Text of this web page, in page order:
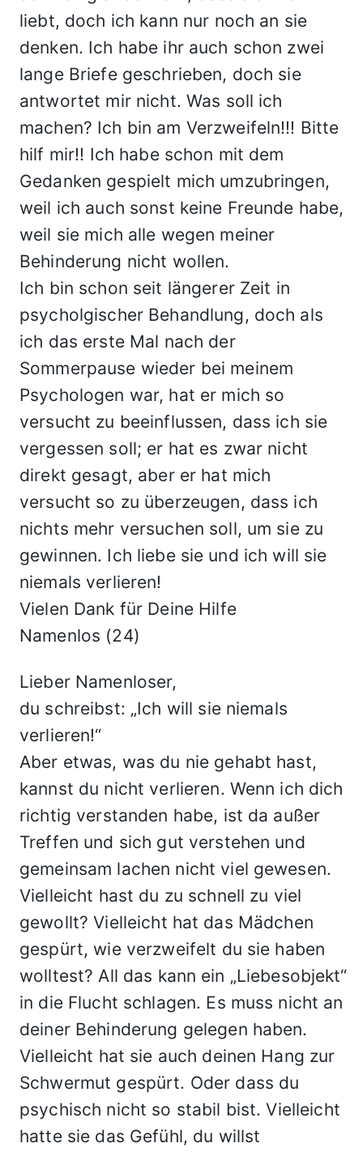
liebt, doch ich kann nur noch an sie
denken. Ich habe ihr auch schon zwei
lange Briefe geschrieben, doch sie
antwortet mir nicht. Was soll ich
machen? Ich bin am Verzweifeln!!! Bitte
hilf mir!! Ich habe schon mit dem
Gedanken gespielt mich umzubringen,
weil ich auch sonst keine Freunde habe,
weil sie mich alle wegen meiner
Behinderung nicht wollen.
Ich bin schon seit längerer Zeit in
psycholgischer Behandlung, doch als
ich das erste Mal nach der
Sommerpause wieder bei meinem
Psychologen war, hat er mich so
versucht zu beeinflussen, dass ich sie
vergessen soll; er hat es zwar nicht
direkt gesagt, aber er hat mich
versucht so zu überzeugen, dass ich
nichts mehr versuchen soll, um sie zu
gewinnen. Ich liebe sie und ich will sie
niemals verlieren!
Vielen Dank für Deine Hilfe
Namenlos (24)
Lieber Namenloser,
du schreibst: „Ich will sie niemals
verlieren!“
Aber etwas, was du nie gehabt hast,
kannst du nicht verlieren. Wenn ich dich
richtig verstanden habe, ist da außer
Treffen und sich gut verstehen und
gemeinsam lachen nicht viel gewesen.
Vielleicht hast du zu schnell zu viel
gewollt? Vielleicht hat das Mädchen
gespürt, wie verzweifelt du sie haben
wolltest? All das kann ein „Liebesobjekt“
in die Flucht schlagen. Es muss nicht an
deiner Behinderung gelegen haben.
Vielleicht hat sie auch deinen Hang zur
Schwermut gespürt. Oder dass du
psychisch nicht so stabil bist. Vielleicht
hatte sie das Gefühl, du willst